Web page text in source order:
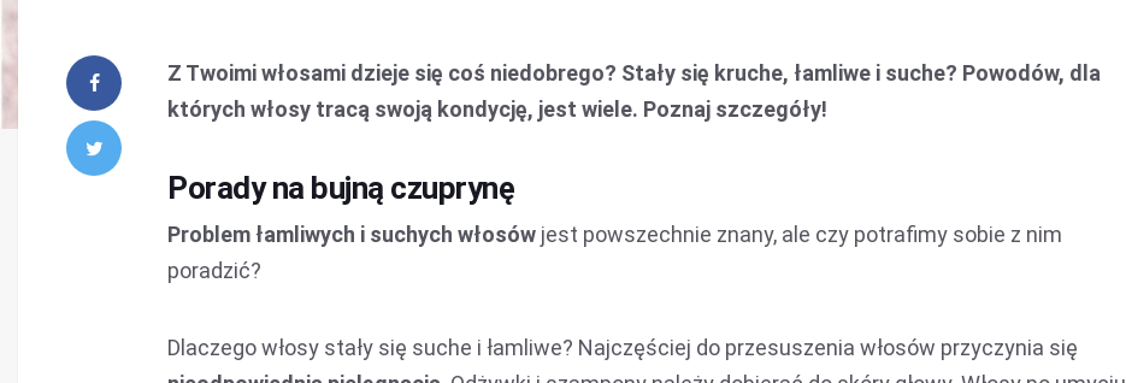
Z Twoimi włosami dzieje się coś niedobrego? Stały się kruche, łamliwe i suche? Powodów, dla
których włosy tracą swoją kondycję, jest wiele. Poznaj szczegóły!
Porady na bujną czuprynę
Problem łamliwych i suchych włosów jest powszechnie znany, ale czy potrafimy sobie z nim
poradzić?
Dlaczego włosy stały się suche i łamliwe? Najczęściej do przesuszenia włosów przyczynia się